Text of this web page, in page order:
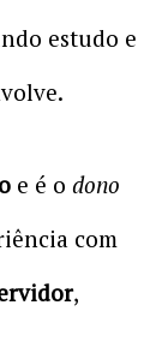
estudo e
e é o dono
com
,